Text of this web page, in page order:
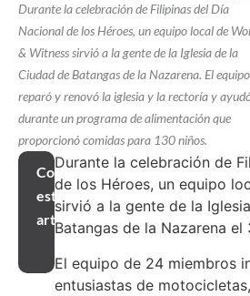
Durante la celebración de Filipinas del Día
Nacional de los Héroes, un equipo local de
& Witness sirvió a la gente de la Iglesia de la
Ciudad de Batangas de la Nazarena. El equipo
reparó y renovó la iglesia y la rectoría y
durante un programa de alimentación que
proporcionó comidas para 130 niños.
Compartir
este
artículo
Durante la celebración de
de los Héroes, un equipo
sirvió a la gente de la
Batangas de la Nazarena
El equipo de 24 miembros
entusiastas de